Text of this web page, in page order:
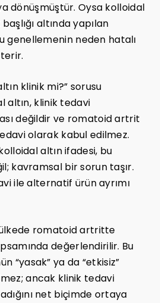
dönüşmüştür. Oysa kolloidal
altında yapılan
genellemenin neden hatalı
klinik mi?” sorusu
altın, klinik tedavi
değildir ve romatoid artrit
olarak kabul edilmez.
altın ifadesi, bu
kavramsal bir sorun taşır.
ile alternatif ürün ayrımı
romatoid artritte
değerlendirilir. Bu
“yasak” ya da “etkisiz”
ancak klinik tedavi
net biçimde ortaya